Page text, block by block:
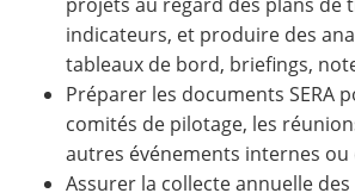
projets au regard des plans de
indicateurs, et produire des
tableaux de bord, briefings,
Préparer les documents SERA
comités de pilotage, les
autres événements internes ou
Assurer la collecte annuelle